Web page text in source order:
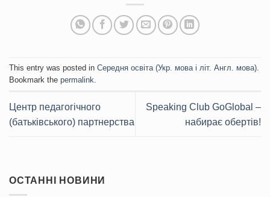
This entry was posted in Середня освіта (Укр. мова і літ. Англ. мова)
Bookmark the permalink
Центр педагогічного
(батьківського) партнерства
Speaking Club GoGlobal –
набирає обертів!
ОСТАННІ НОВИНИ